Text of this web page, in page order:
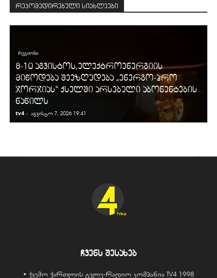
რეკომედირებული სიახლეები
ᲠᲔᲒᲘᲝᲜᲘ
8-10 აგვისტოს,ელექტროენერგიის
მიწოდება შეეზღუდება „ენერგო-პრო
ჯორჯიას“ ქსელში არსებული აბონენტების
ნაწილს
tv4 - აგვისტო 7, 2026 19:41
ჩვენს შესახებ
• ქვემო ქართლის ტელე-რადიო კომპანია TV4 1998